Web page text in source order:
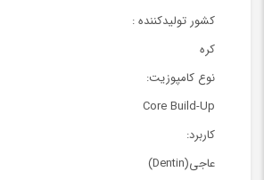
کشور تولیدکننده :
کره
نوع کامپوزیت:
Core Build-Up
کاربرد:
عاجی(Dentin)